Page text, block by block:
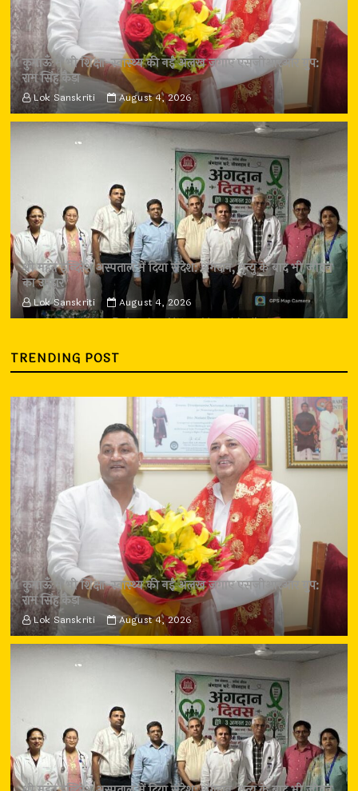
कुमाऊँ में भी शिक्षा-स्वास्थ्य की नई अलख जगाए एसजीआरआर ग्रुप:
राम सिंह कैड़ा
Lok Sanskriti August 4, 2026
श्री महंत इन्दिरेश अस्पताल में दिया संदेश: अंगदान, मृत्यु के बाद भी जीवन
का उपहार
Lok Sanskriti August 4, 2026
TRENDING POST
कुमाऊँ में भी शिक्षा-स्वास्थ्य की नई अलख जगाए एसजीआरआर ग्रुप:
राम सिंह कैड़ा
Lok Sanskriti August 4, 2026